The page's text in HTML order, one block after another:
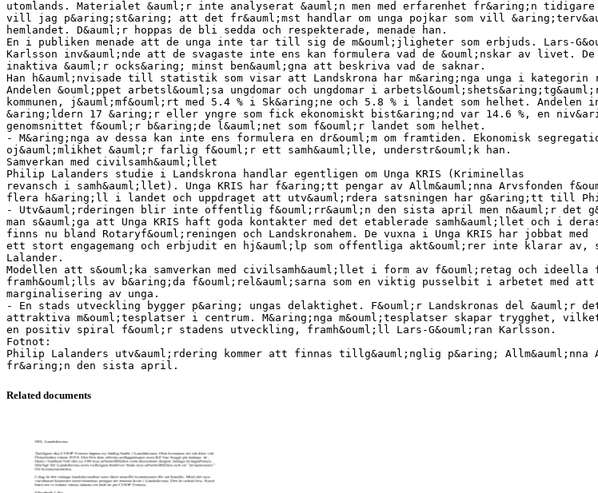
utomlands. Materialet &auml;r inte analyserat &auml;n men med erfarenhet fr&aring;n
vill jag p&aring;st&aring; att det fr&auml;mst handlar om unga pojkar som vill
hemlandet. D&auml;r hoppas de bli sedda och respekterade, menade han.
En i publiken menade att de unga inte tar till sig de m&ouml;jligheter som erbjuds. Lars-
Karlsson inv&auml;nde att de svagaste inte ens kan formulera vad de &ouml;nskar av livet. De
inaktiva &auml;r ocks&aring; minst ben&auml;gna att beskriva vad de saknar.
Han h&auml;nvisade till statistik som visar att Landskrona har m&aring;nga unga i kategorin
Andelen &ouml;ppet arbetsl&ouml;sa ungdomar och ungdomar i
kommunen, j&auml;mf&ouml;rt med 5.4 % i Sk&aring;ne och 5.8 % i landet som helhet. Andelen
&aring;ldern 17 &aring;r eller yngre som fick ekonomiskt bist&aring;nd var 14.6 %, en
genomsnittet f&ouml;r b&aring;de l&auml;net som f&ouml;r landet som helhet.
- M&aring;nga av dessa kan inte ens formulera en dr&ouml;m om framtiden. Ekonomisk
oj&auml;mlikhet &auml;r farlig f&ouml;r ett samh&auml;lle, understr&ouml;k han.
Samverkan med civilsamh&auml;llet
Philip Lalanders studie i Landskrona handlar egentligen om Unga KRIS (Kriminellas
revansch i samh&auml;llet). Unga KRIS har f&aring;tt pengar av Allm&auml;nna Arvsfonden
flera h&aring;ll i landet och uppdraget att utv&auml;rdera satsningen har g&aring;tt till
- Utv&auml;rderingen blir inte offentlig f&ouml;rr&auml;n den sista april men n&auml;r det
man s&auml;ga att Unga KRIS haft goda kontakter med det etablerade samh&auml;llet och i
finns nu bland Rotaryf&ouml;reningen och Landskronahem. De vuxna i Unga KRIS har jobbat med
ett stort engagemang och erbjudit en hj&auml;lp som offentliga akt&ouml;rer inte klarar av,
Lalander.
Modellen att s&ouml;ka samverkan med civilsamh&auml;llet i form av f&ouml;retag och ideella
framh&ouml;lls av b&aring;da f&ouml;rel&auml;sarna som en viktig pusselbit i arbetet med att
marginalisering av unga.
- En stads utveckling bygger p&aring; ungas delaktighet. F&ouml;r Landskronas del &auml;r
attraktiva m&ouml;tesplatser i centrum. M&aring;nga m&ouml;tesplatser skapar trygghet,
en positiv spiral f&ouml;r stadens utveckling, framh&ouml;ll Lars-G&ouml;ran Karlsson.
Fotnot:
Philip Lalanders utv&auml;rdering kommer att finnas tillg&auml;nglig p&aring; Allm&auml;nna
Related documents